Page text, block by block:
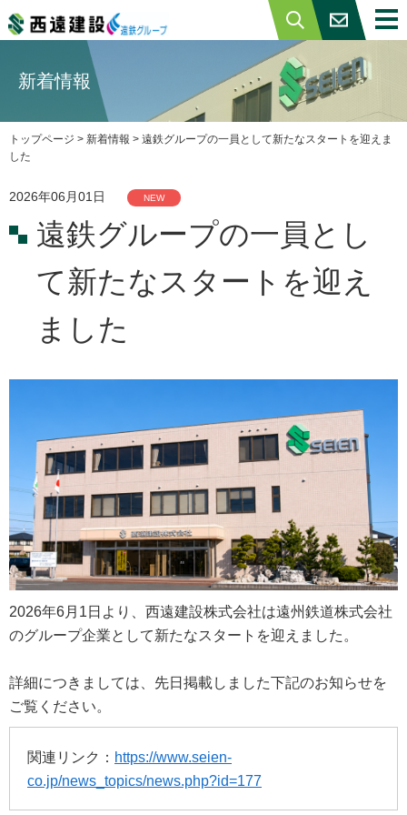
トップページ
西遠建設について
ISO・エコアクション
事業内容
一般建築
不動産事業
工場
お問合せ・資料請求
プライバシーポリシー
サイトマップ
新着情報
トップページ > 新着情報 > 遠鉄グループの一員として新たなスタートを迎えま
した
2026年06月01日 NEW
遠鉄グループの一員とし
て新たなスタートを迎え
ました
2026年6月1日より、西遠建設株式会社は遠州鉄道株式会社
のグループ企業として新たなスタートを迎えました。
詳細につきましては、先日掲載しました下記のお知らせを
ご覧ください。
関連リンク： https://www.seien-
co.jp/news_topics/news.php?id=177